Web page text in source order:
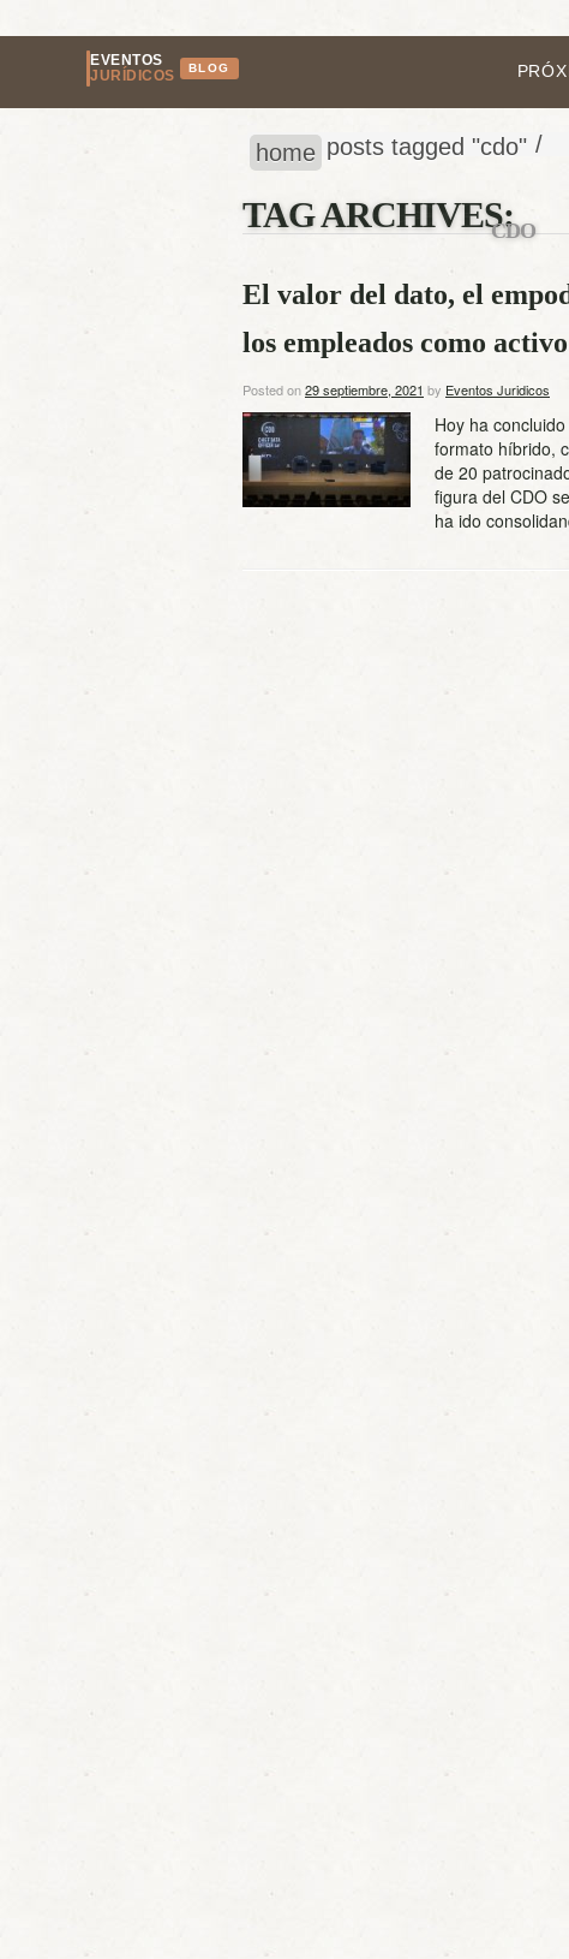
EVENTOS
JURÍDICOS
BLOG
home /
posts tagged "cdo"
TAG ARCHIVES:CDO
El valor del dato, el
los empleados como
Posted on29 septiembre, 2021 by Eventos Juridicos
Hoy ha
formato híbrido,
de 20
figura del CDO
ha ido